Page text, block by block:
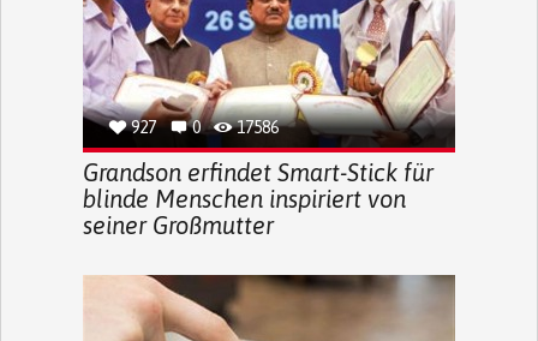
927 0 17586
Grandson erfindet Smart-Stick für
blinde Menschen inspiriert von
seiner Großmutter